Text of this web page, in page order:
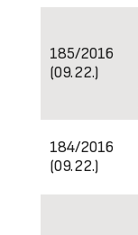
185/2016
(09.22.)
184/2016
(09.22.)